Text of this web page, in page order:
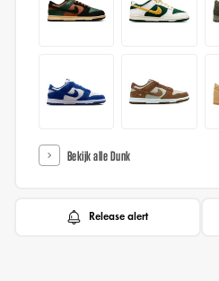
Bekijk alle Dunk
Release alert